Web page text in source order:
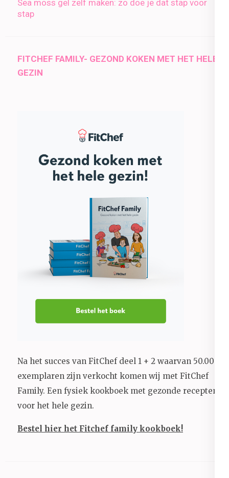
Sea moss gel zelf maken: zo doe je dat stap voor
stap
FITCHEF FAMILY- GEZOND KOKEN MET HET HELE
GEZIN
Na het succes van FitChef deel 1 + 2 waarvan 50.000+
exemplaren zijn verkocht komen wij met FitChef
Family. Een fysiek kookboek met gezonde recepten
voor het hele gezin.
Bestel hier het Fitchef family kookboek!